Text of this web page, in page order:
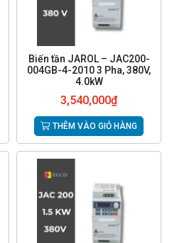
Biến tần JAROL – JAC200-
004GB-4-2010 3 Pha, 380V,
4.0kW
3,540,000₫
THÊM VÀO GIỎ HÀNG